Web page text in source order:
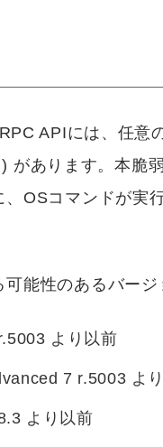
APIには、任意
) があります。本脆
、OSコマンドが実
能性のあるバージ
より以前
7 r.5003 よ
より以前